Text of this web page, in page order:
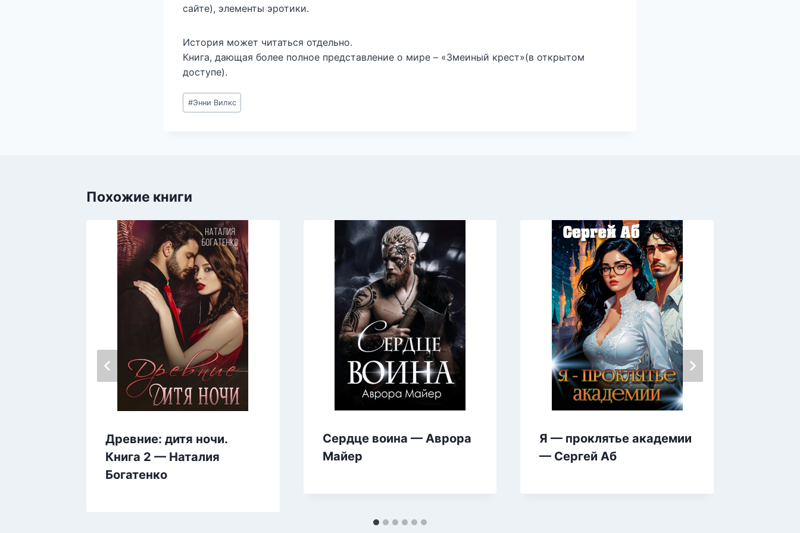
сайте), элементы эротики.
История может читаться отдельно.
Книга, дающая более полное представление о мире – «Змеиный крест»(в открытом
доступе).
Метки
записи:
#Энни Вилкс
Похожие книги
Древние: дитя ночи.
Книга 2 — Наталия
Богатенко
Сердце воина — Аврора
Майер
Я — проклятье академии
— Сергей Аб